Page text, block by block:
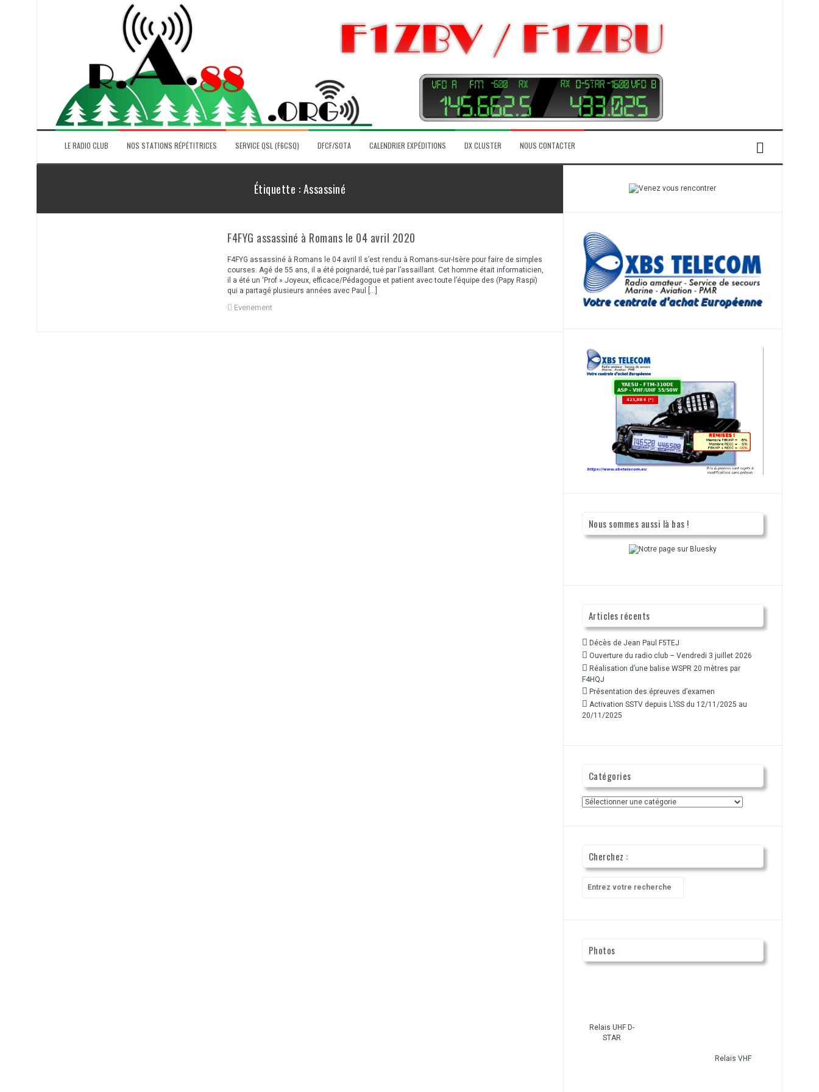
LE RADIO CLUB NOS STATIONS RÉPÉTITRICES SERVICE QSL (F6CSQ) DFCF/SOTA CALENDRIER EXPÉDITIONS DX CLUSTER NOUS CONTACTER
Étiquette :Assassiné
F4FYG assassiné à Romans le 04 avril 2020
F4FYG assassiné à Romans le 04 avril Il s’est rendu à Romans-sur-Isère pour faire de simples
courses. Agé de 55 ans, il a été poignardé, tué par l’assaillant. Cet homme était informaticien,
il a été un ‘Prof » Joyeux, efficace/Pédagogue et patient avec toute l’équipe des (Papy Raspi)
qui a partagé plusieurs années avec Paul […]
Evenement
Nous sommes aussi là bas !
Articles récents
Décès de Jean Paul F5TEJ
Ouverture du radio club – Vendredi 3 juillet 2026
Réalisation d’une balise WSPR 20 mètres par
F4HQJ
Présentation des épreuves d’examen
Activation SSTV depuis L’ISS du 12/11/2025 au
20/11/2025
Catégories
Catégories
Cherchez :
pour
Photos
Relais UHF D-
STAR
Relais VHF